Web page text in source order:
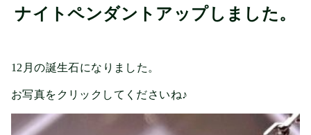
ナイトペンダントアップしました。
12月の誕生石になりました。
お写真をクリックしてくださいね♪